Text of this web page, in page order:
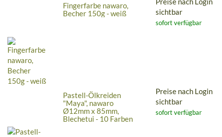
Fingerfarbe nawaro,
Becher 150g - weiß
sichtbar
sofort verfügbar
Pastell-Ölkreiden
"Maya", nawaro
Ø12mm x 85mm,
Blechetui - 10 Farben
Preise nach Login
sichtbar
sofort verfügbar